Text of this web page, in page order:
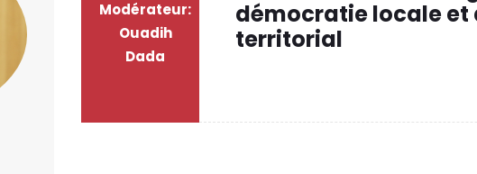
Modérateur:
Ouadih
Dada
démocratie locale et
territorial